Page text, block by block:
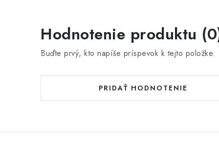
Hodnotenie produktu
Buďte prvý, kto napíše príspevok k tejto položke.
PRIDAŤ HODNOTENIE